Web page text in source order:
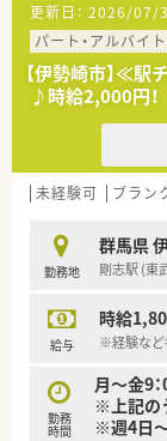
更新日： 2026/07/
パート・アルバイト
【伊勢崎市】≪
♪時給2,000円！
未経験可 ブラン
勤務地
群馬県
剛志駅 (東
給与
時給
※経験など
勤務
時間
月～金9
※上記の
※週4日